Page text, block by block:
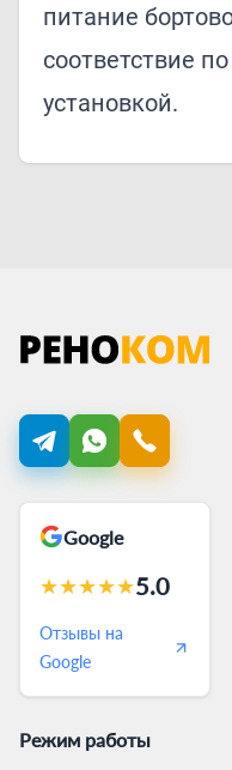
питание
соответствие
установкой.
Google
★★★★★5.0
Отзывы на
Google
Режим работы